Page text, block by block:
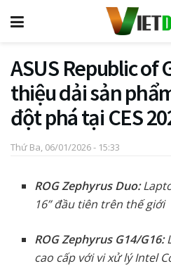
ASUS Republic of
thiệu dải sản
đột phá tại CES
Thứ Ba, 06/01/2026 - 15:33
ROG Zephyrus Duo:
16” đầu tiên trên thế giới
ROG Zephyrus G14/G16:
cao cấp với vi xử lý Intel